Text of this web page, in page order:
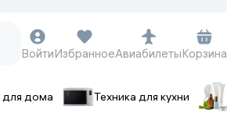
ВойтиИзбранноеАвиабилетыКорзина
для дома Техника для кухни